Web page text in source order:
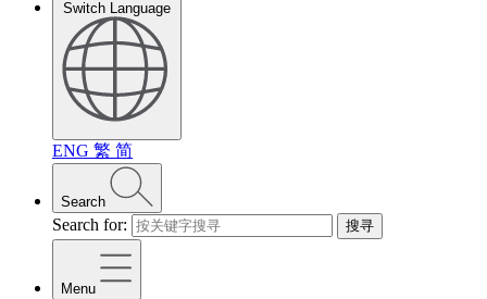
Switch Language
ENG 繁 简
Search
Search for: 搜寻
Menu